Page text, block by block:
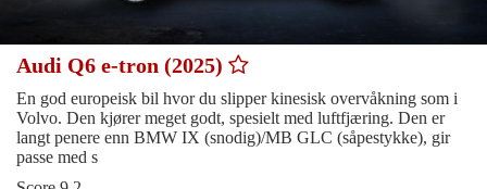
Audi Q6 e-tron (2025)
En god europeisk bil hvor du slipper kinesisk overvåkning som i
Volvo. Den kjører meget godt, spesielt med luftfjæring. Den er
langt penere enn BMW IX (snodig)/MB GLC (såpestykke), gir
passe med s